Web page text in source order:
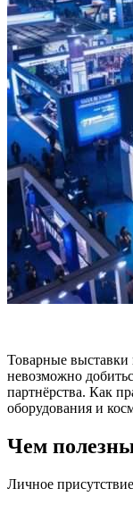
Товарные
невозможно
партнёрства. Как
оборудования и
Чем
Личное